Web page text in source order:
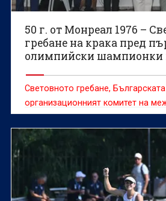
50 г. от Монреал 1976 –
гребане на крака пред
олимпийски шампионки
Световното гребане,
организационният комитет на
домакинства в Пловдив
олимпийски шампиони и
гребането.